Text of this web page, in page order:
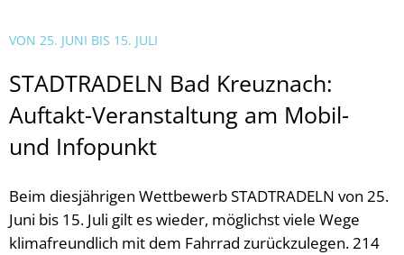
VON 25. JUNI BIS 15. JULI
STADTRADELN Bad Kreuznach:
Auftakt-Veranstaltung am Mobil-
und Infopunkt
Beim diesjährigen Wettbewerb STADTRADELN von 25.
Juni bis 15. Juli gilt es wieder, möglichst viele Wege
klimafreundlich mit dem Fahrrad zurückzulegen. 214